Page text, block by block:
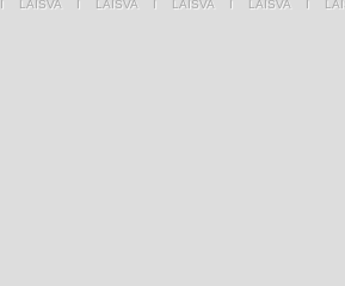
Ι LAISVA Ι LAISVA Ι LAISVA Ι LAISVA Ι